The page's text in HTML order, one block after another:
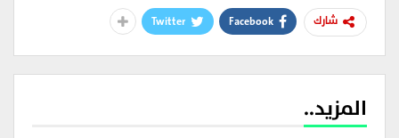
شارك Facebook
Twitter
المزيد..